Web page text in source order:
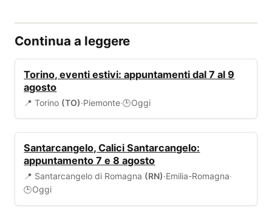
Continua a leggere
Torino, eventi estivi: appuntamenti dal 7 al 9
agosto
📍 Torino (TO)·Piemonte·🕒Oggi
Santarcangelo, Calici Santarcangelo:
appuntamento 7 e 8 agosto
📍 Santarcangelo di Romagna (RN)·Emilia-Romagna·
🕒Oggi